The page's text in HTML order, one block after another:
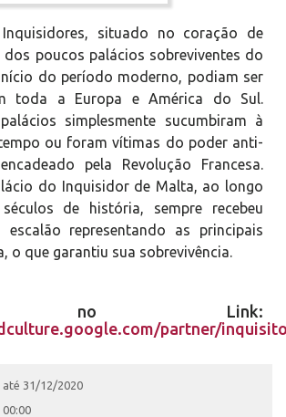
situado no coração de
poucos palácios sobreviventes do
do período moderno, podiam ser
toda a Europa e América do Sul.
simplesmente sucumbiram à
ou foram vítimas do poder anti-
pela Revolução Francesa.
do Inquisidor de Malta, ao longo
de história, sempre recebeu
representando as principais
o que garantiu sua sobrevivência.
no Link:
partner/
até 31/12/2020
00:00